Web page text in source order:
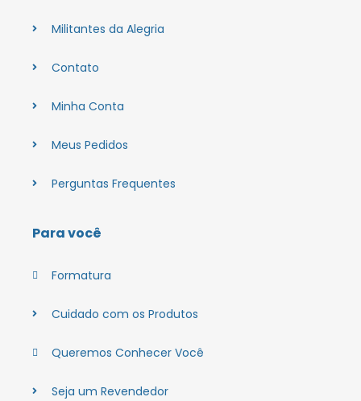
Militantes da Alegria
Contato
Minha Conta
Meus Pedidos
Perguntas Frequentes
Para você
Formatura
Cuidado com os Produtos
Queremos Conhecer Você
Seja um Revendedor